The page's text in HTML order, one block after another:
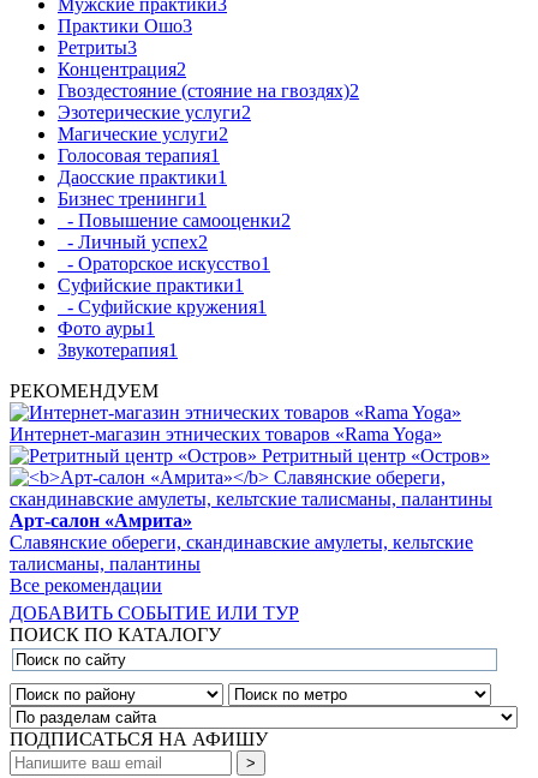
Мужские практики3
Практики Ошо3
Ретриты3
Концентрация2
Гвоздестояние (стояние на гвоздях)2
Эзотерические услуги2
Магические услуги2
Голосовая терапия1
Даосские практики1
Бизнес тренинги1
- Повышение самооценки2
- Личный успех2
- Ораторское искусство1
Суфийские практики1
- Суфийские кружения1
Фото ауры1
Звукотерапия1
РЕКОМЕНДУЕМ
Интернет-магазин этнических товаров «Rama Yoga»
Ретритный центр «Остров»
Арт-салон «Амрита»
Славянские обереги, скандинавские амулеты, кельтские
талисманы, палантины
Все рекомендации
ДОБАВИТЬ СОБЫТИЕ ИЛИ ТУР
ПОИСК ПО КАТАЛОГУ
ПОДПИСАТЬСЯ НА АФИШУ